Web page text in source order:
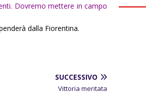
Dovremo mettere in campo
dalla Fiorentina.
SUCCESSIVO
Vittoria meritata